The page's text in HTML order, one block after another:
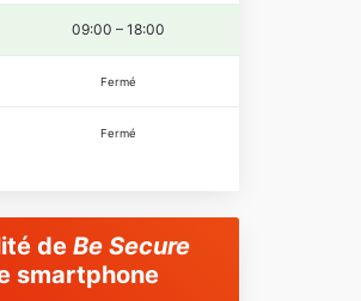
09:00 – 18:00
Fermé
Fermé
de Be Secure
smartphone